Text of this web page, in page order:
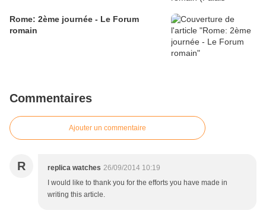
Rome: 2ème journée - Le Forum
romain
Commentaires
Ajouter un commentaire
R replica watches 26/09/2014 10:19
I would like to thank you for the efforts you have made in
writing this article.